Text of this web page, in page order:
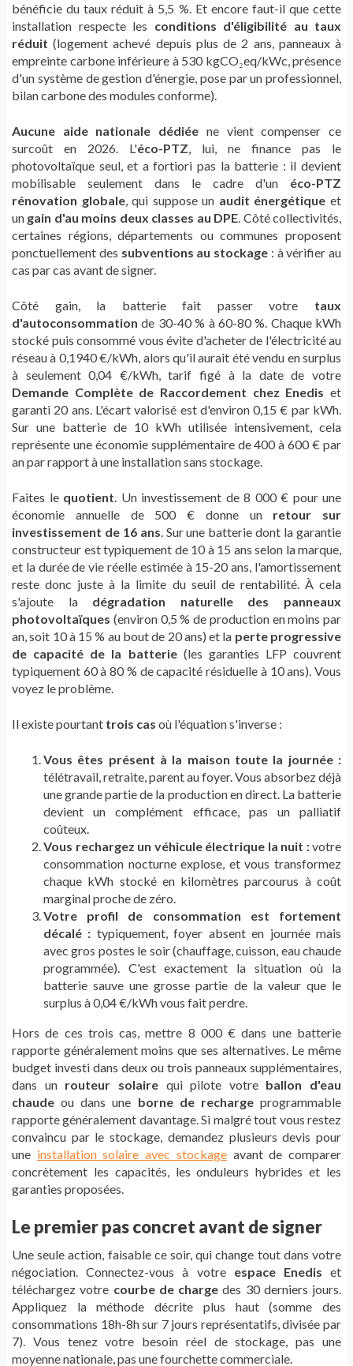
bénéficie du taux réduit à 5,5 %. Et encore faut-il que cette
installation respecte les conditions d'éligibilité au taux
réduit (logement achevé depuis plus de 2 ans, panneaux à
empreinte carbone inférieure à 530 kgCO₂eq/kWc, présence
d'un système de gestion d'énergie, pose par un professionnel,
bilan carbone des modules conforme).
Aucune aide nationale dédiée ne vient compenser ce
surcoût en 2026. L'éco-PTZ, lui, ne finance pas le
photovoltaïque seul, et a fortiori pas la batterie : il devient
mobilisable seulement dans le cadre d'un éco-PTZ
rénovation globale, qui suppose un audit énergétique et
un gain d'au moins deux classes au DPE. Côté collectivités,
certaines régions, départements ou communes proposent
ponctuellement des subventions au stockage : à vérifier au
cas par cas avant de signer.
Côté gain, la batterie fait passer votre taux
d'autoconsommation de 30-40 % à 60-80 %. Chaque kWh
stocké puis consommé vous évite d'acheter de l'électricité au
réseau à 0,1940 €/kWh, alors qu'il aurait été vendu en surplus
à seulement 0,04 €/kWh, tarif figé à la date de votre
Demande Complète de Raccordement chez Enedis et
garanti 20 ans. L'écart valorisé est d'environ 0,15 € par kWh.
Sur une batterie de 10 kWh utilisée intensivement, cela
représente une économie supplémentaire de 400 à 600 € par
an par rapport à une installation sans stockage.
Faites le quotient. Un investissement de 8 000 € pour une
économie annuelle de 500 € donne un retour sur
investissement de 16 ans. Sur une batterie dont la garantie
constructeur est typiquement de 10 à 15 ans selon la marque,
et la durée de vie réelle estimée à 15-20 ans, l'amortissement
reste donc juste à la limite du seuil de rentabilité. À cela
s'ajoute la dégradation naturelle des panneaux
photovoltaïques (environ 0,5 % de production en moins par
an, soit 10 à 15 % au bout de 20 ans) et la perte progressive
de capacité de la batterie(les garanties LFP couvrent
typiquement 60 à 80 % de capacité résiduelle à 10 ans). Vous
voyez le problème.
Il existe pourtant trois cas où l'équation s'inverse :
Vous êtes présent à la maison toute la journée :
télétravail, retraite, parent au foyer. Vous absorbez déjà
une grande partie de la production en direct. La batterie
devient un complément efficace, pas un palliatif
coûteux.
Vous rechargez un véhicule électrique la nuit :votre
consommation nocturne explose, et vous transformez
chaque kWh stocké en kilomètres parcourus à coût
marginal proche de zéro.
Votre profil de consommation est fortement
décalé : typiquement, foyer absent en journée mais
avec gros postes le soir (chauffage, cuisson, eau chaude
programmée). C'est exactement la situation où la
batterie sauve une grosse partie de la valeur que le
surplus à 0,04 €/kWh vous fait perdre.
Hors de ces trois cas, mettre 8 000 € dans une batterie
rapporte généralement moins que ses alternatives. Le même
budget investi dans deux ou trois panneaux supplémentaires,
dans un routeur solairequi pilote votre ballon d'eau
chaude ou dans une borne de rechargeprogrammable
rapporte généralement davantage. Si malgré tout vous restez
convaincu par le stockage, demandez plusieurs devis pour
une installation solaire avec stockageavant de comparer
concrètement les capacités, les onduleurs hybrides et les
garanties proposées.
Le premier pas concret avant de signer
Une seule action, faisable ce soir, qui change tout dans votre
négociation. Connectez-vous à votre espace Enedis et
téléchargez votre courbe de charge des 30 derniers jours.
Appliquez la méthode décrite plus haut (somme des
consommations 18h-8h sur 7 jours représentatifs, divisée par
7). Vous tenez votre besoin réel de stockage, pas une
moyenne nationale, pas une fourchette commerciale.